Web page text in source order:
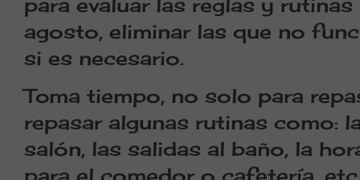
para evaluar las reglas y
agosto, eliminar las que no
si es necesario.
Toma tiempo, no solo para
repasar algunas rutinas como:
salón, las salidas al baño, la